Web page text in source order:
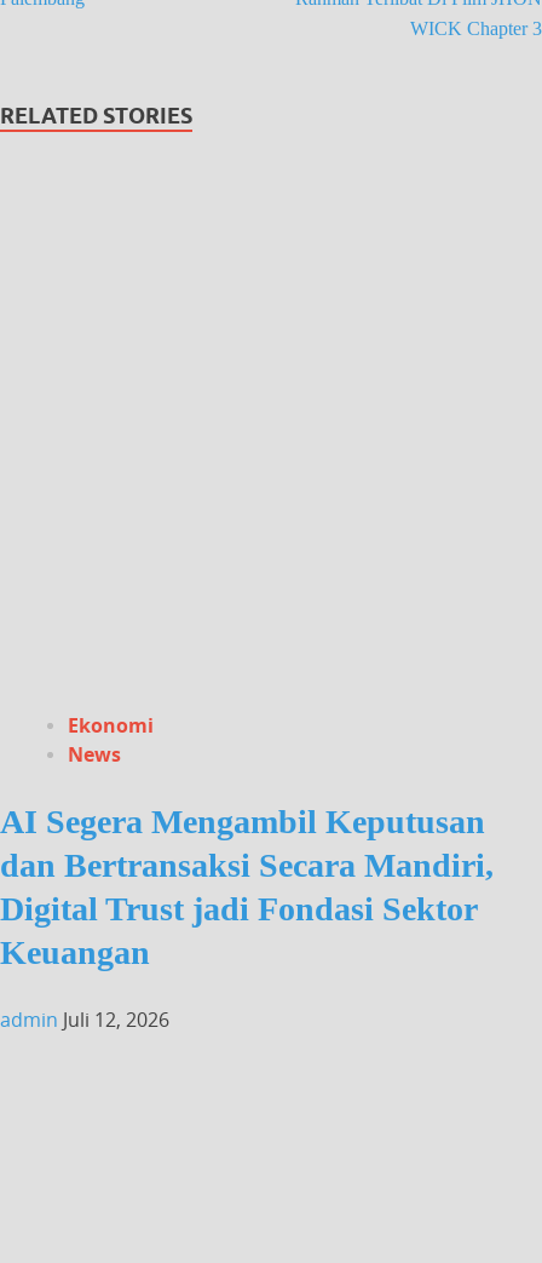
WICK Chapter 3
RELATED STORIES
Ekonomi
News
AI Segera Mengambil Keputusan
dan Bertransaksi Secara Mandiri,
Digital Trust jadi Fondasi Sektor
Keuangan
admin Juli 12, 2026